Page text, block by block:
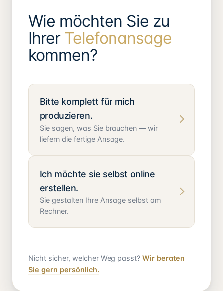
Wie möchten Sie zu
Ihrer Telefonansage
kommen?
Bitte komplett für mich
produzieren.
Sie sagen, was Sie brauchen — wir
liefern die fertige Ansage.
Ich möchte sie selbst online
erstellen.
Sie gestalten Ihre Ansage selbst am
Rechner.
Nicht sicher, welcher Weg passt? Wir beraten
Sie gern persönlich.